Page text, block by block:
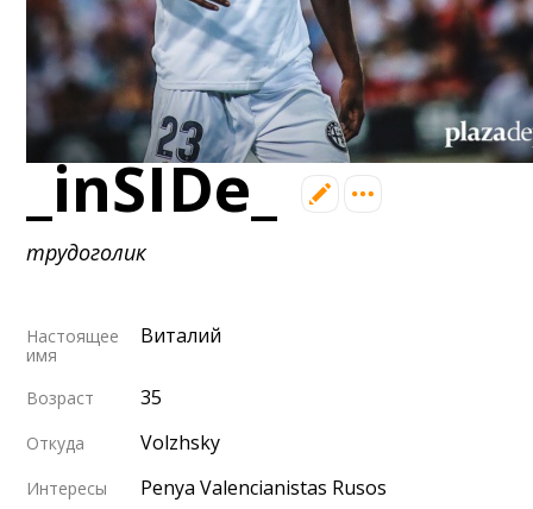
примерно 18 октября
Валенсия — Атлетик
_inSIDe_
трудоголик
Настоящее
имя
Виталий
Возраст 35
Откуда Volzhsky
Интересы Penya Valencianistas Rusos